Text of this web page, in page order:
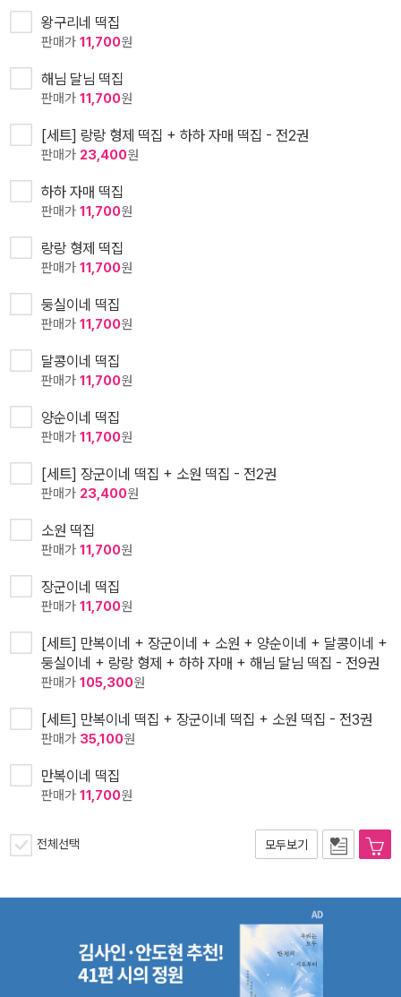
왕구리네 떡집
판매가 11,700원
해님 달님 떡집
판매가 11,700원
[세트] 랑랑 형제 떡집 + 하하 자매 떡집 - 전2권
판매가 23,400원
하하 자매 떡집
판매가 11,700원
랑랑 형제 떡집
판매가 11,700원
둥실이네 떡집
판매가 11,700원
달콩이네 떡집
판매가 11,700원
양순이네 떡집
판매가 11,700원
[세트] 장군이네 떡집 + 소원 떡집 - 전2권
판매가 23,400원
소원 떡집
판매가 11,700원
장군이네 떡집
판매가 11,700원
[세트] 만복이네 + 장군이네 + 소원 + 양순이네 + 달콩이네 +
둥실이네 + 랑랑 형제 + 하하 자매 + 해님 달님 떡집 - 전9권
판매가 105,300원
[세트] 만복이네 떡집 + 장군이네 떡집 + 소원 떡집 - 전3권
판매가 35,100원
만복이네 떡집
판매가 11,700원
전체선택 모두보기